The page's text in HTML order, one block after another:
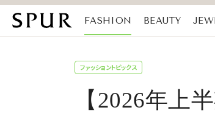
FASHION BEAUTY
ファッショントピックス
【2026年上